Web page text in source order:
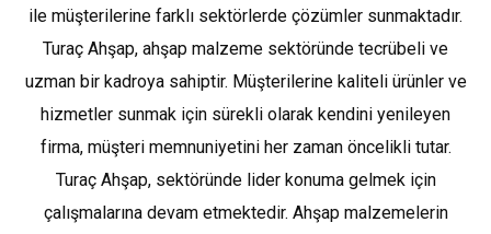
ile müşterilerine farklı sektörlerde çözümler sunmaktadır.
Turaç Ahşap, ahşap malzeme sektöründe tecrübeli ve
uzman bir kadroya sahiptir. Müşterilerine kaliteli ürünler ve
hizmetler sunmak için sürekli olarak kendini yenileyen
firma, müşteri memnuniyetini her zaman öncelikli tutar.
Turaç Ahşap, sektöründe lider konuma gelmek için
çalışmalarına devam etmektedir. Ahşap malzemelerin